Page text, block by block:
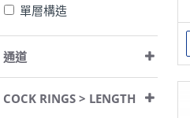
COCK RINGS > LENGTH
單層構造
通道